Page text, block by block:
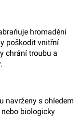
hromadění
poškodit vnitřní
chrání troubu a
navrženy s ohledem
biologicky